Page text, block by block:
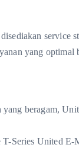
service
yang optimal
beragam,
Series United E-